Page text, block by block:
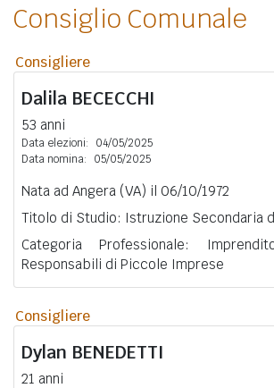
Consiglio Comunale
Consigliere
Dalila BECECCHI
53 anni
Data elezioni:
04/05/2025
Data nomina:
05/05/2025
Nata ad Angera (VA) il 06/10/1972
Titolo di Studio: Istruzione Secondaria
Categoria Professionale:
Responsabili di Piccole Imprese
Consigliere
Dylan BENEDETTI
21 anni